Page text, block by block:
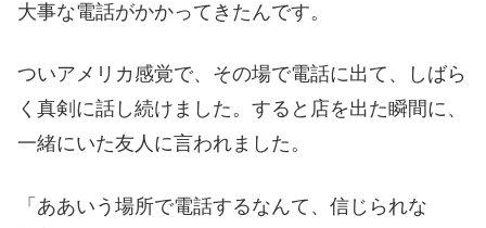
大事な電話がかかってきたんです。
ついアメリカ感覚で、その場で電話に出て、しばら
く真剣に話し続けました。すると店を出た瞬間に、
一緒にいた友人に言われました。
「ああいう場所で電話するなんて、信じられな